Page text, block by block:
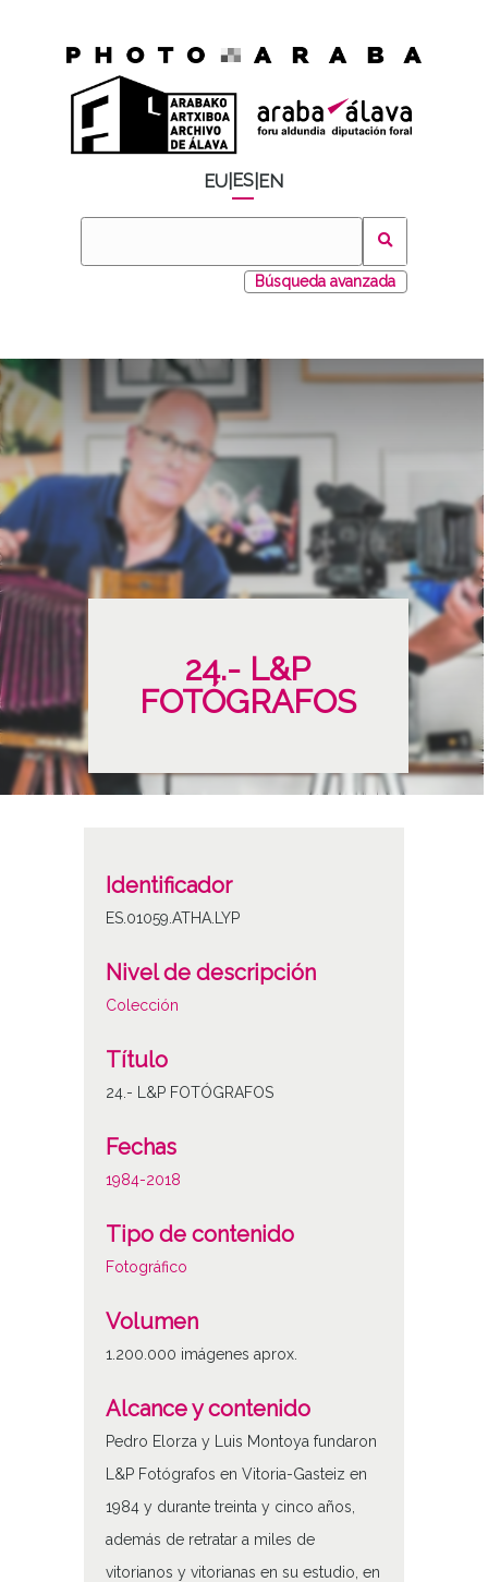
EU ES EN
Búsqueda avanzada
24.- L&P
FOTÓGRAFOS
Identificador
ES.01059.ATHA.LYP
Nivel de descripción
Colección
Título
24.- L&P FOTÓGRAFOS
Fechas
1984-2018
Tipo de contenido
Fotográfico
Volumen
1.200.000 imágenes aprox.
Alcance y contenido
Pedro Elorza y Luis Montoya fundaron
L&P Fotógrafos en Vitoria-Gasteiz en
1984 y durante treinta y cinco años,
además de retratar a miles de
vitorianos y vitorianas en su estudio, en